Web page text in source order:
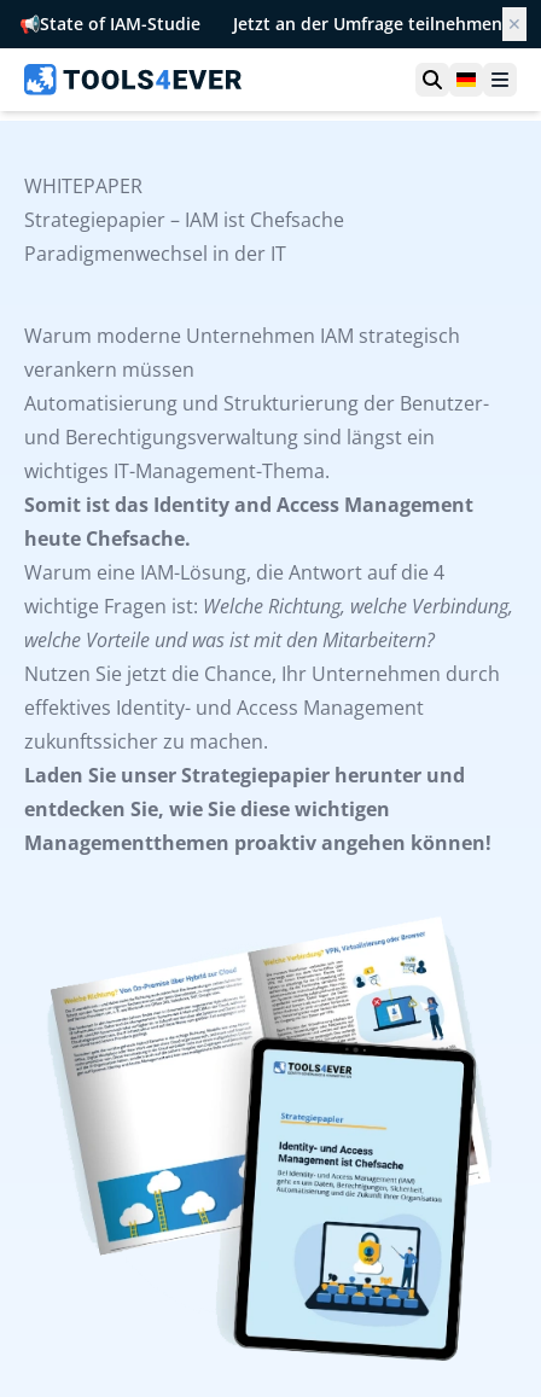
📢State of IAM-Studie Jetzt an der Umfrage teilnehmen ✕
Suche
WHITEPAPER
Strategiepapier – IAM ist Chefsache
Paradigmenwechsel in der IT
Warum moderne Unternehmen IAM strategisch
verankern müssen
Automatisierung und Strukturierung der Benutzer-
und Berechtigungsverwaltung sind längst ein
wichtiges IT-Management-Thema.
Somit ist das Identity and Access Management
heute Chefsache.
Warum eine IAM-Lösung, die Antwort auf die 4
wichtige Fragen ist: Welche Richtung, welche Verbindung,
welche Vorteile und was ist mit den Mitarbeitern?
Nutzen Sie jetzt die Chance, Ihr Unternehmen durch
effektives Identity- und Access Management
zukunftssicher zu machen.
Laden Sie unser Strategiepapier herunter und
entdecken Sie, wie Sie diese wichtigen
Managementthemen proaktiv angehen können!